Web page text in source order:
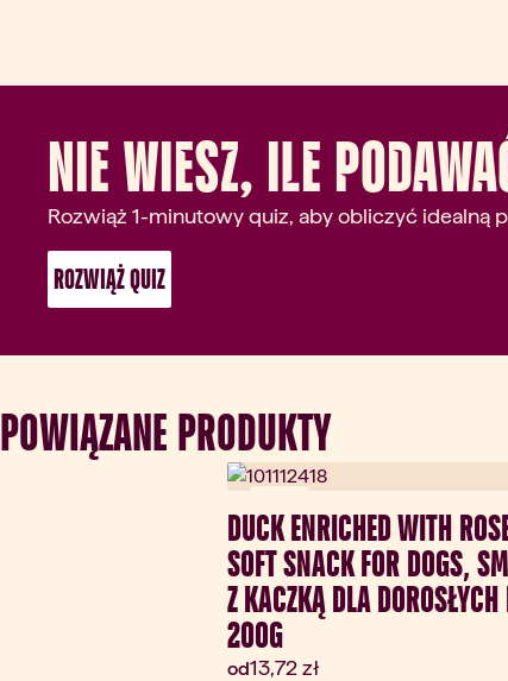
Nie wiesz, ile
Rozwiąż 1-minutowy quiz, aby obliczyć idealną
ROZWIĄŻ QUIZ
POWIĄZANE PRODUKTY
DUCK ENRICHED WITH
SOFT SNACK FOR DOGS,
Z KACZKĄ DLA
200G
odAktualna cena:
13,72 zł